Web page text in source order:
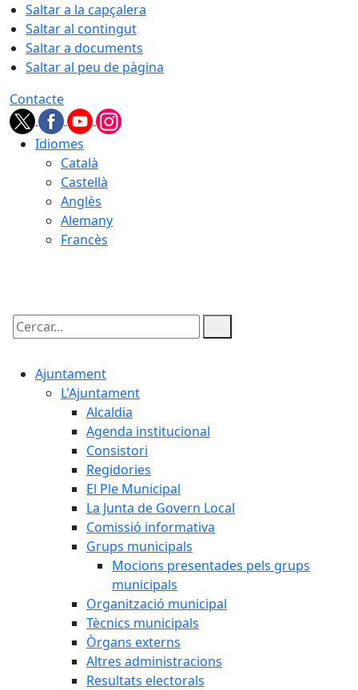
Saltar a la capçalera
Saltar al contingut
Saltar a documents
Saltar al peu de pàgina
Contacte
Idiomes
Català
Castellà
Anglès
Alemany
Francès
Cercar:
Ajuntament
L'Ajuntament
Alcaldia
Agenda institucional
Consistori
Regidories
El Ple Municipal
La Junta de Govern Local
Comissió informativa
Grups municipals
Mocions presentades pels grups
municipals
Organització municipal
Tècnics municipals
Òrgans externs
Altres administracions
Resultats electorals